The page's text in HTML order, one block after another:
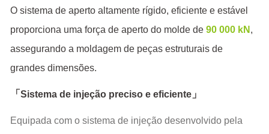
O sistema de aperto altamente rígido, eficiente e estável
proporciona uma força de aperto do molde de90 000 kN ,
assegurando a moldagem de peças estruturais de
grandes dimensões.
「 Sistema de injeção preciso e eficiente」
Equipada com o sistema de injeção desenvolvido pela